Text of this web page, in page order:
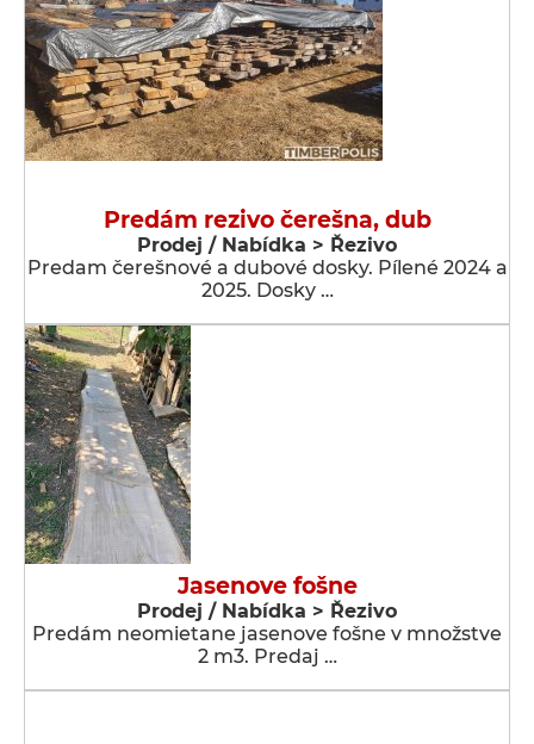
Predám rezivo čerešna, dub
Prodej / Nabídka > Řezivo
Predam čerešnové a dubové dosky. Pílené 2024 a
2025. Dosky …
Jasenove fošne
Prodej / Nabídka > Řezivo
Predám neomietane jasenove fošne v množstve
2 m3. Predaj …